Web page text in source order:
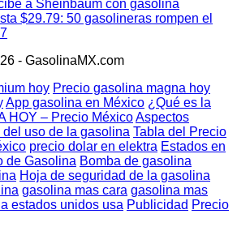
a Sheinbaum con gasolina
$29.79: 50 gasolineras rompen el
- GasolinaMX.com
hoy Precio gasolina magna hoy
App gasolina en México ¿Qué es la
HOY – Precio MéxicoAspectos
uso de la gasolina Tabla del Precio
precio dolar en elektra Estados en
de Gasolina Bomba de gasolina
Hoja de seguridad de la gasolina
gasolina mas cara gasolina mas
estados unidos usa Publicidad Precio